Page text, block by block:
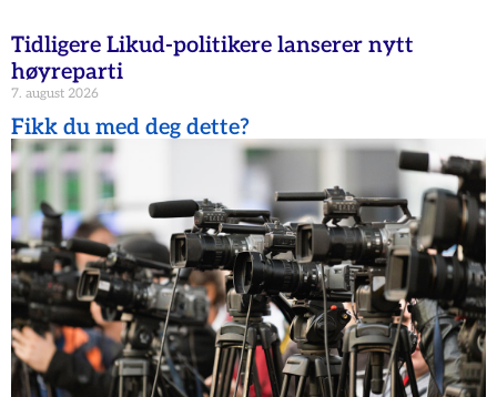
Tidligere Likud-politikere lanserer nytt
høyreparti
7. august 2026
Fikk du med deg dette?